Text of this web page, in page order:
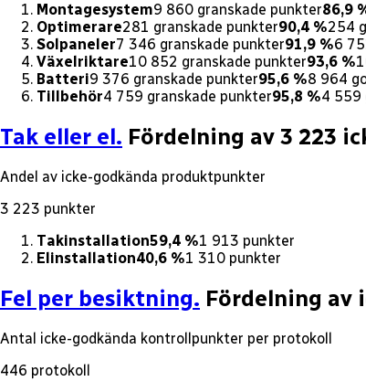
Montagesystem9 860 granskade punkter86,9
Optimerare281 granskade punkter90,4 %254
Solpaneler7 346 granskade punkter91,9 %6
Växelriktare10 852 granskade punkter93,6 %
Batteri9 376 granskade punkter95,6 %8 964
Tillbehör4 759 granskade punkter95,8 %4 559
Tak eller el. Fördelning av 3 223
Andel av icke-godkända produktpunkter
3 223 punkter
Takinstallation59,4 %1 913 punkter
Elinstallation40,6 %1 310 punkter
Fel per besiktning. Fördelning av
Antal icke-godkända kontrollpunkter per protokoll
446 protokoll